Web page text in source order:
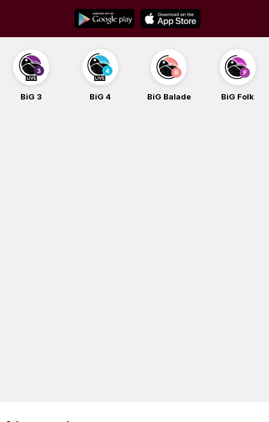
content
BiG 3 BiG 4 BiG Balade BiG Folk